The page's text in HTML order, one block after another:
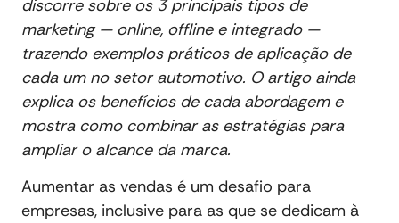
discorre sobre os 3 principais tipos de
marketing — online, offline e integrado —
trazendo exemplos práticos de aplicação de
cada um no setor automotivo. O artigo ainda
explica os benefícios de cada abordagem e
mostra como combinar as estratégias para
ampliar o alcance da marca.
Aumentar as vendas é um desafio para
empresas, inclusive para as que se dedicam à